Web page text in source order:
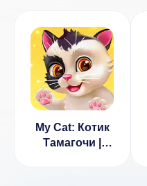
My Cat: Котик
Тамагочи |